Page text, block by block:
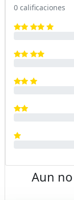
Aun
0 calificaciones